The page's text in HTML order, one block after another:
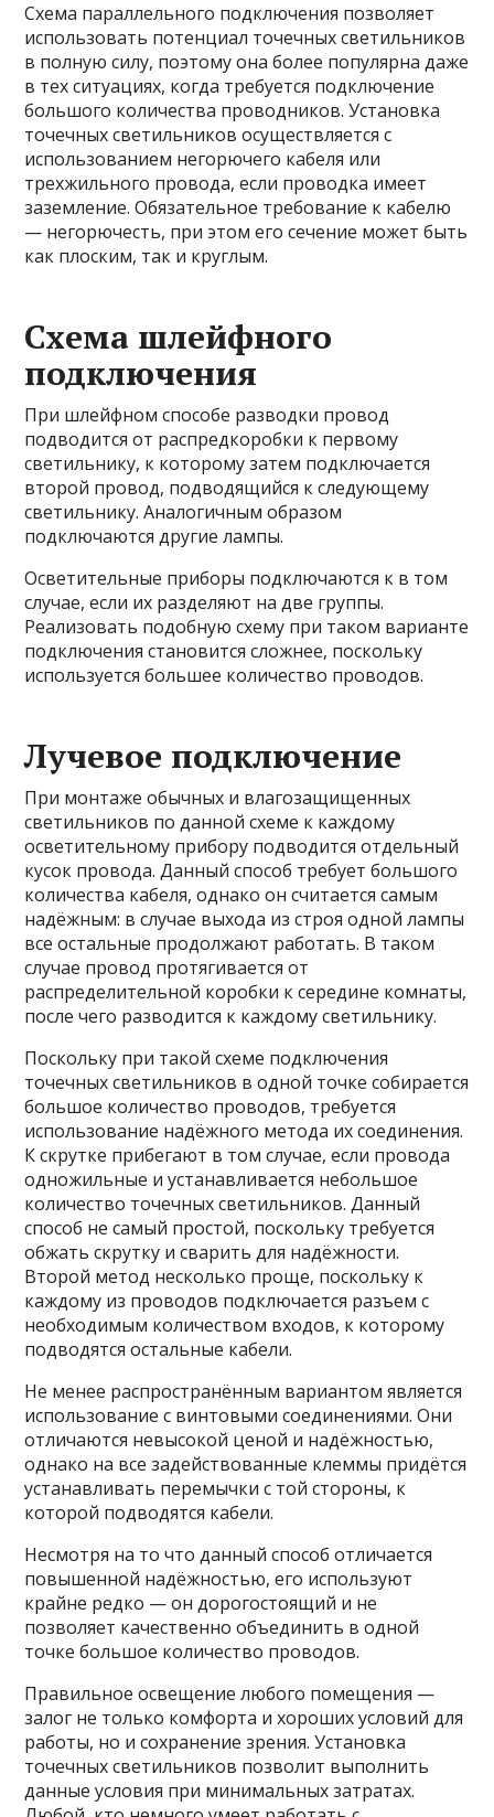
Схема параллельного подключения позволяет
использовать потенциал точечных светильников
в полную силу, поэтому она более популярна даже
в тех ситуациях, когда требуется подключение
большого количества проводников. Установка
точечных светильников осуществляется с
использованием негорючего кабеля или
трехжильного провода, если проводка имеет
заземление. Обязательное требование к кабелю
— негорючесть, при этом его сечение может быть
как плоским, так и круглым.
Схема шлейфного
подключения
При шлейфном способе разводки провод
подводится от распредкоробки к первому
светильнику, к которому затем подключается
второй провод, подводящийся к следующему
светильнику. Аналогичным образом
подключаются другие лампы.
Осветительные приборы подключаются к в том
случае, если их разделяют на две группы.
Реализовать подобную схему при таком варианте
подключения становится сложнее, поскольку
используется большее количество проводов.
Лучевое подключение
При монтаже обычных и влагозащищенных
светильников по данной схеме к каждому
осветительному прибору подводится отдельный
кусок провода. Данный способ требует большого
количества кабеля, однако он считается самым
надёжным: в случае выхода из строя одной лампы
все остальные продолжают работать. В таком
случае провод протягивается от
распределительной коробки к середине комнаты,
после чего разводится к каждому светильнику.
Поскольку при такой схеме подключения
точечных светильников в одной точке собирается
большое количество проводов, требуется
использование надёжного метода их соединения.
К скрутке прибегают в том случае, если провода
одножильные и устанавливается небольшое
количество точечных светильников. Данный
способ не самый простой, поскольку требуется
обжать скрутку и сварить для надёжности.
Второй метод несколько проще, поскольку к
каждому из проводов подключается разъем с
необходимым количеством входов, к которому
подводятся остальные кабели.
Не менее распространённым вариантом является
использование с винтовыми соединениями. Они
отличаются невысокой ценой и надёжностью,
однако на все задействованные клеммы придётся
устанавливать перемычки с той стороны, к
которой подводятся кабели.
Несмотря на то что данный способ отличается
повышенной надёжностью, его используют
крайне редко — он дорогостоящий и не
позволяет качественно объединить в одной
точке большое количество проводов.
Правильное освещение любого помещения —
залог не только комфорта и хороших условий для
работы, но и сохранение зрения. Установка
точечных светильников позволит выполнить
данные условия при минимальных затратах.